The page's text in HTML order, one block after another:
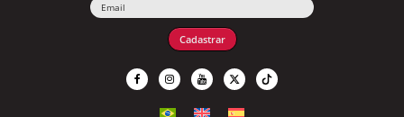
Cadastrar